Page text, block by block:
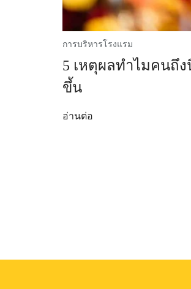
การบริหารโรงแรม
5 เหตุผลทำไมคนถึ
ขึ้น
อ่านต่อ